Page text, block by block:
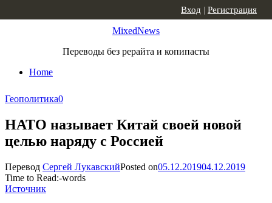
MixedNews
Переводы без рерайта и копипасты
Home
Вход | Регистрация
Геополитика0
НАТО называет Китай своей новой
целью наряду с Россией
Перевод Сергей ЛукавскийPosted on05.12.201904.12.2019
Time to Read:-words
Источник